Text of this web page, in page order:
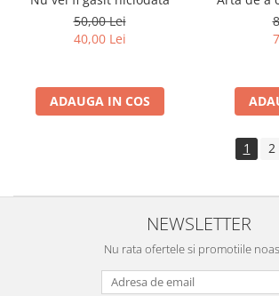
50,00 Lei
40,00 Lei
ADAUGA IN COS
1 2
NEWSLETTER
Nu rata ofertele si promotiile